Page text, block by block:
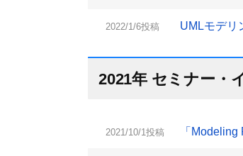
2022/1/6投稿 UMLモデリ
2021年 セミナー・
2021/10/1投稿 「